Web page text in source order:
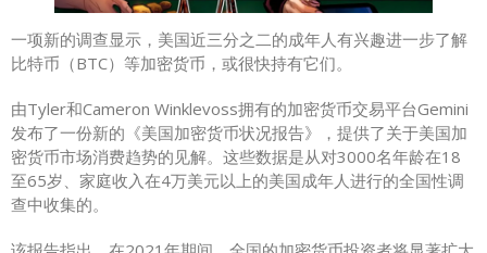
一项新的调查显示，美国近三分之二的成年人有兴趣进一步了解
比特币（BTC）等加密货币，或很快持有它们。
由Tyler和Cameron Winklevoss拥有的加密货币交易平台Gemini
发布了一份新的《美国加密货币状况报告》，提供了关于美国加
密货币市场消费趋势的见解。这些数据是从对3000名年龄在18
至65岁、家庭收入在4万美元以上的美国成年人进行的全国性调
查中收集的。